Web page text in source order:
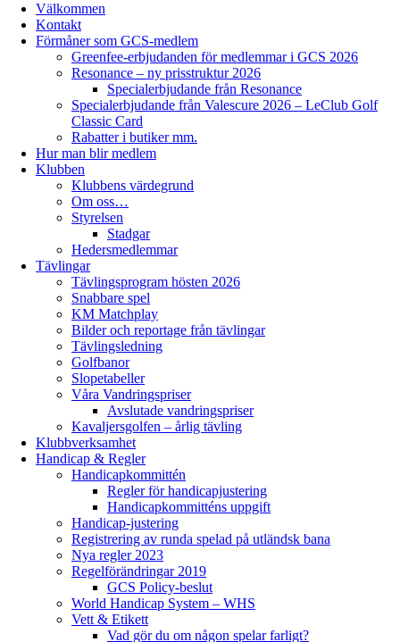
Välkommen
Kontakt
Förmåner som GCS-medlem
Greenfee-erbjudanden för medlemmar i GCS 2026
Resonance – ny prisstruktur 2026
Specialerbjudande från Resonance
Specialerbjudande från Valescure 2026 – LeClub Golf
Classic Card
Rabatter i butiker mm.
Hur man blir medlem
Klubben
Klubbens värdegrund
Om oss…
Styrelsen
Stadgar
Hedersmedlemmar
Tävlingar
Tävlingsprogram hösten 2026
Snabbare spel
KM Matchplay
Bilder och reportage från tävlingar
Tävlingsledning
Golfbanor
Slopetabeller
Våra Vandringspriser
Avslutade vandringspriser
Kavaljersgolfen – årlig tävling
Klubbverksamhet
Handicap & Regler
Handicapkommittén
Regler för handicapjustering
Handicapkommitténs uppgift
Handicap-justering
Registrering av runda spelad på utländsk bana
Nya regler 2023
Regelförändringar 2019
GCS Policy-beslut
World Handicap System – WHS
Vett & Etikett
Vad gör du om någon spelar farligt?